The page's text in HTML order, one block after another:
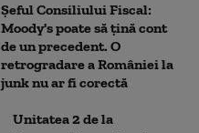
Șeful Consiliului Fiscal:
Moody's poate să țină cont
de un precedent. O
retrogradare a României la
junk nu ar fi corectă
Unitatea 2 de la